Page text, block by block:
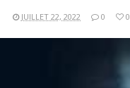
JUILLET 22, 2022 0 0